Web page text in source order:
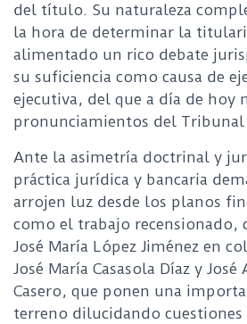
del título. Su naturaleza
la hora de determinar la
alimentado un rico debate
su suficiencia como causa de
ejecutiva, del que a día de hoy
pronunciamientos del
Ante la asimetría doctrinal y
práctica jurídica y bancaria
arrojen luz desde los planos
como el trabajo recensionado,
José María López Jiménez en
José María Casasola Díaz y
Casero, que ponen una
terreno dilucidando